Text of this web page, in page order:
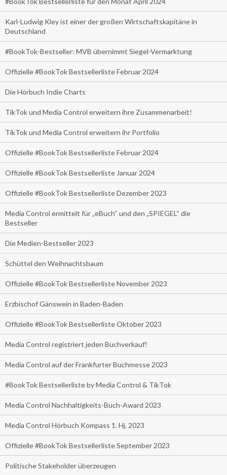
Karl-Ludwig Kley ist einer der großen Wirtschaftskapitäne in
Deutschland
#BookTok-Bestseller: MVB übernimmt Siegel-Vermarktung
Offizielle #BookTok Bestsellerliste Februar 2024
Die Hörbuch Indie Charts
TikTok und Media Control erweitern ihre Zusammenarbeit!
TikTok und Media Control erweitern ihr Portfolio
Offizielle #BookTok Bestsellerliste Februar 2024
Offizielle #BookTok Bestsellerliste Januar 2024
Offizielle #BookTok Bestsellerliste Dezember 2023
Media Control ermittelt für „eBuch“ und den „SPIEGEL“ die
Bestseller
Die Medien-Bestseller 2023
Schüttel den Weihnachtsbaum
Offizielle #BookTok Bestsellerliste November 2023
Erzbischof Gänswein in Baden-Baden
Offizielle #BookTok Bestsellerliste Oktober 2023
Media Control registriert jeden Buchverkauf!
Media Control auf der Frankfurter Buchmesse 2023
#BookTok Bestsellerliste by Media Control & TikTok
Media Control Nachhaltigkeits-Buch-Award 2023
Media Control Hörbuch Kompass 1. Hj. 2023
Offizielle #BookTok Bestsellerliste September 2023
Politische Stakeholder überzeugen